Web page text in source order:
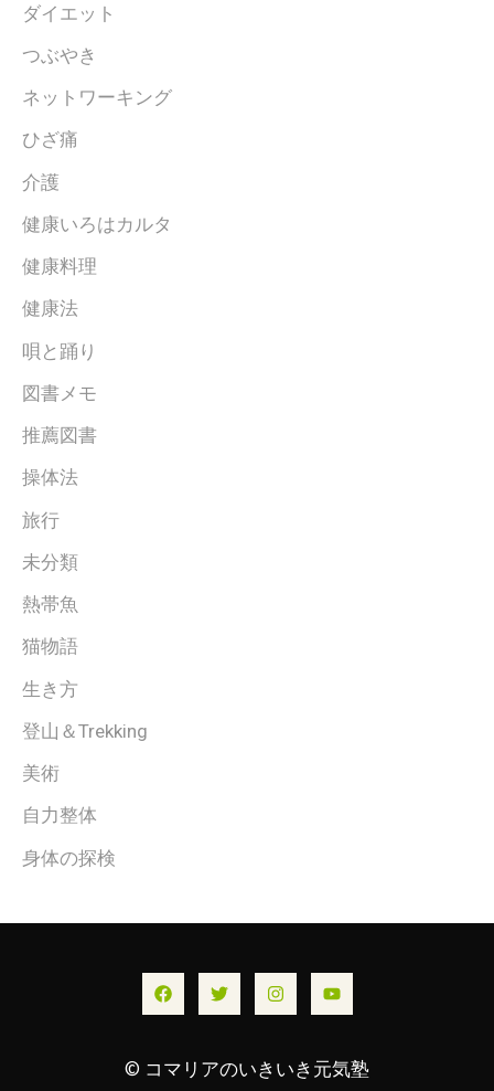
ダイエット
つぶやき
ネットワーキング
ひざ痛
介護
健康いろはカルタ
健康料理
健康法
唄と踊り
図書メモ
推薦図書
操体法
旅行
未分類
熱帯魚
猫物語
生き方
登山＆Trekking
美術
自力整体
身体の探検
© コマリアのいきいき元気塾